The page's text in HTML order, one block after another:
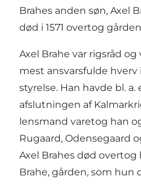
Brahes anden søn, Axel
død i 1571 overtog
Axel Brahe var rigsråd
mest ansvarsfulde
styrelse. Han havde bl. a.
afslutningen af
lensmand varetog han
Rugaard, Odensegaard
Axel Brahes død overtog
Brahe, gården, som hun